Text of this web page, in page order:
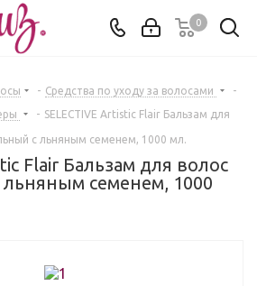
0
- Средства по уходу за волосами
-
- SELECTIVE Artistic Flair Бальзам для
с льняным семенем, 1000 мл.
Flair Бальзам для волос
семенем, 1000